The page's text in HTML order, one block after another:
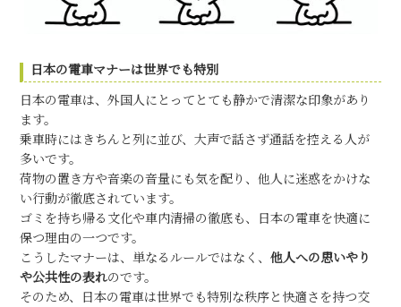
日本の電車マナーは世界でも特別
日本の電車は、外国人にとってとても静かで清潔な印象があり
ます。
乗車時にはきちんと列に並び、大声で話さず通話を控える人が
多いです。
荷物の置き方や音楽の音量にも気を配り、他人に迷惑をかけな
い行動が徹底されています。
ゴミを持ち帰る文化や車内清掃の徹底も、日本の電車を快適に
保つ理由の一つです。
こうしたマナーは、単なるルールではなく、他人への思いやり
や公共性の表れのです。
そのため、日本の電車は世界でも特別な秩序と快適さを持つ交